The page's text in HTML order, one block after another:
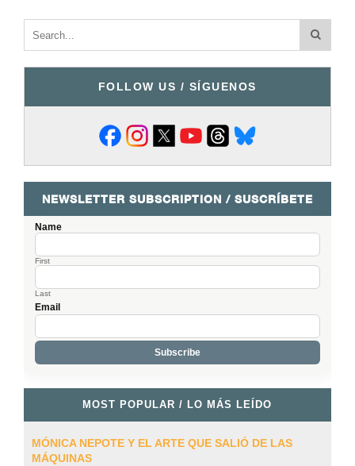
FOLLOW US / SÍGUENOS
NEWSLETTER SUBSCRIPTION / SUSCRÍBETE
Name
First
Last
Email
MOST POPULAR / LO MÁS LEÍDO
MÓNICA NEPOTE Y EL ARTE QUE SALIÓ DE LAS
MÁQUINAS